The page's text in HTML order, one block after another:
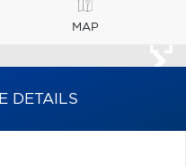
MAP
DETAILS